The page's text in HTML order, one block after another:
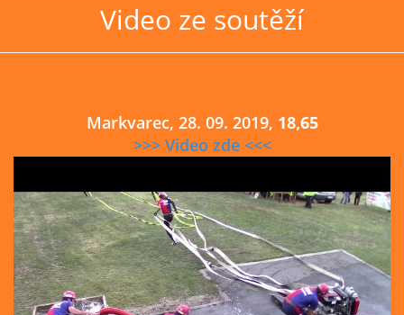
Video ze soutěží
Markvarec, 28. 09. 2019, 18,65
>>> Video zde <<<